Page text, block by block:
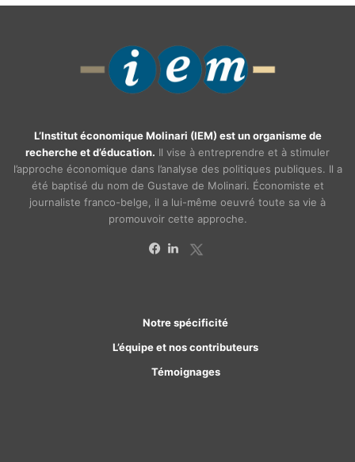
L’Institut économique Molinari (IEM) est un organisme de
recherche et d’éducation. Il vise à entreprendre et à stimuler
l’approche économique dans l’analyse des politiques publiques. Il a
été baptisé du nom de Gustave de Molinari. Économiste et
journaliste franco-belge, il a lui-même oeuvré toute sa vie à
promouvoir cette approche.
Notre spécificité
L’équipe et nos contributeurs
Témoignages